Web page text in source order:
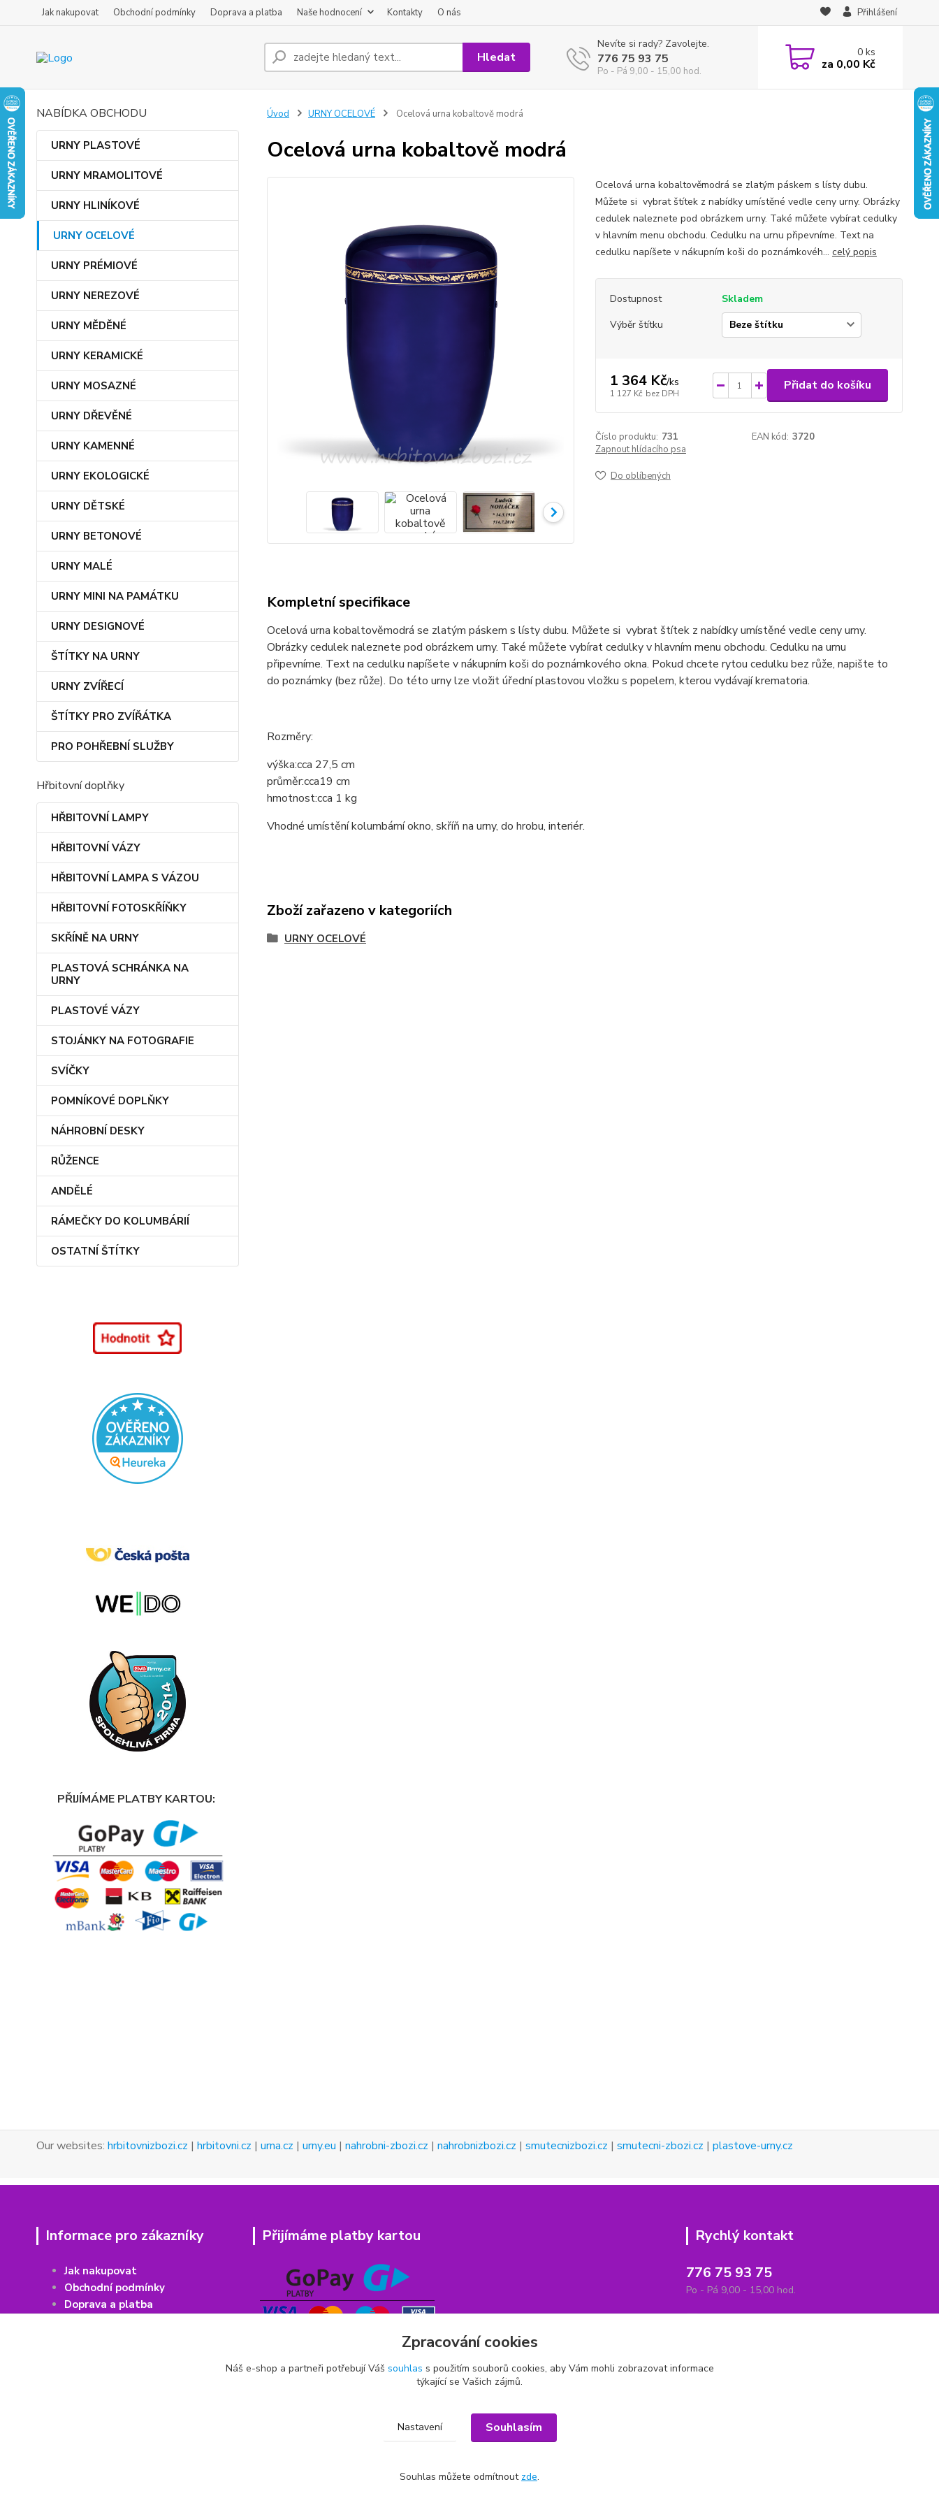
Jak nakupovat Obchodní podmínky Doprava a platba Naše hodnocení Kontakty O nás Přihlášení
Hledat
Nevíte si rady? Zavolejte.
776 75 93 75
Po - Pá 9,00 - 15,00 hod.
0ks
za 0,00 Kč
NABÍDKA OBCHODU
URNY PLASTOVÉ
URNY MRAMOLITOVÉ
URNY HLINÍKOVÉ
URNY OCELOVÉ
URNY PRÉMIOVÉ
URNY NEREZOVÉ
URNY MĚDĚNÉ
URNY KERAMICKÉ
URNY MOSAZNÉ
URNY DŘEVĚNÉ
URNY KAMENNÉ
URNY EKOLOGICKÉ
URNY DĚTSKÉ
URNY BETONOVÉ
URNY MALÉ
URNY MINI NA PAMÁTKU
URNY DESIGNOVÉ
ŠTÍTKY NA URNY
URNY ZVÍŘECÍ
ŠTÍTKY PRO ZVÍŘÁTKA
PRO POHŘEBNÍ SLUŽBY
Hřbitovní doplňky
HŘBITOVNÍ LAMPY
HŘBITOVNÍ VÁZY
HŘBITOVNÍ LAMPA S VÁZOU
HŘBITOVNÍ FOTOSKŘÍŇKY
SKŘÍNĚ NA URNY
PLASTOVÁ SCHRÁNKA NA
URNY
PLASTOVÉ VÁZY
STOJÁNKY NA FOTOGRAFIE
SVÍČKY
POMNÍKOVÉ DOPLŇKY
NÁHROBNÍ DESKY
RŮŽENCE
ANDĚLÉ
RÁMEČKY DO KOLUMBÁRIÍ
OSTATNÍ ŠTÍTKY
PŘIJÍMÁME PLATBY KARTOU:
Úvod URNY OCELOVÉ Ocelová urna kobaltově modrá
Ocelová urna kobaltově modrá
Ocelová urna kobaltověmodrá se zlatým páskem s lísty dubu.
Můžete si vybrat štítek z nabídky umístěné vedle ceny urny. Obrázky
cedulek naleznete pod obrázkem urny. Také můžete vybírat cedulky
v hlavním menu obchodu. Cedulku na urnu připevníme. Text na
cedulku napíšete v nákupním koši do poznámkovéh... celý popis
Dostupnost
Skladem
Výběr štítku
1 364 Kč/ks
1 127 Kč bez DPH
Přidat do košíku
Číslo produktu: 731 EAN kód: 3720
Zapnout hlídacího psa
Do oblíbených
Kompletní specifikace
Ocelová urna kobaltověmodrá se zlatým páskem s lísty dubu. Můžete si vybrat štítek z nabídky umístěné vedle ceny urny.
Obrázky cedulek naleznete pod obrázkem urny. Také můžete vybírat cedulky v hlavním menu obchodu. Cedulku na urnu
připevníme. Text na cedulku napíšete v nákupním koši do poznámkového okna. Pokud chcete rytou cedulku bez růže, napište to
do poznámky (bez růže). Do této urny lze vložit úřední plastovou vložku s popelem, kterou vydávají krematoria.
Rozměry:
výška:cca 27,5 cm
průměr:cca19 cm
hmotnost:cca 1 kg
Vhodné umístění kolumbární okno, skříň na urny, do hrobu, interiér.
Zboží zařazeno v kategoriích
URNY OCELOVÉ
Our websites: hrbitovnizbozi.cz | hrbitovni.cz | urna.cz | urny.eu | nahrobni-zbozi.cz | nahrobnizbozi.cz | smutecnizbozi.cz | smutecni-zbozi.cz | plastove-urny.cz
Informace pro zákazníky
Jak nakupovat
Obchodní podmínky
Doprava a platba
Přijímáme platby kartou
Rychlý kontakt
776 75 93 75
Po - Pá 9,00 - 15,00 hod.
obchod(zavináč)hrbitovnizbozi.cz
Zpracování cookies
Náš e-shop a partneři potřebují Váš souhlas s použitím souborů cookies, aby Vám mohli zobrazovat informace
týkající se Vašich zájmů.
Nastavení Souhlasím
Souhlas můžete odmítnout zde.